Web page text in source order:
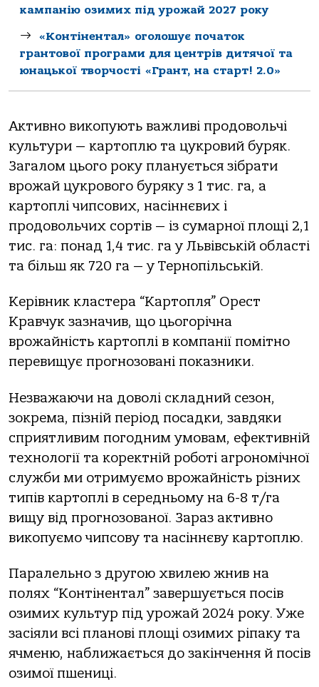
кампанію озимих під урожай 2027 року
«Контінентал» оголошує початок
грантової програми для центрів дитячої та
юнацької творчості «Грант, на старт! 2.0»
Активно викопують важливі продовольчі
культури — картоплю та цукровий буряк.
Загалом цього року планується зібрати
врожай цукрового буряку з 1 тис. га, а
картоплі чипсових, насіннєвих і
продовольчих сортів — із сумарної площі 2,1
тис. га: понад 1,4 тис. га у Львівській області
та більш як 720 га — у Тернопільській.
Керівник кластера “Картопля” Орест
Кравчук зазначив, що цьогорічна
врожайність картоплі в компанії помітно
перевищує прогнозовані показники.
Незважаючи на доволі складний сезон,
зокрема, пізній період посадки, завдяки
сприятливим погодним умовам, ефективній
технології та коректній роботі агрономічної
служби ми отримуємо врожайність різних
типів картоплі в середньому на 6-8 т/га
вищу від прогнозованої. Зараз активно
викопуємо чипсову та насіннєву картоплю.
Паралельно з другою хвилею жнив на
полях “Контінентал” завершується посів
озимих культур під урожай 2024 року. Уже
засіяли всі планові площі озимих ріпаку та
ячменю, наближається до закінчення й посів
озимої пшениці.